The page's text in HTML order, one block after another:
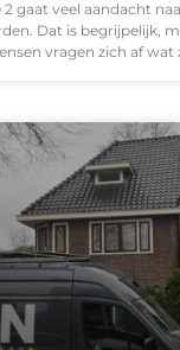
gaat veel aandacht
Dat is begrijpelijk,
vragen zich af wat